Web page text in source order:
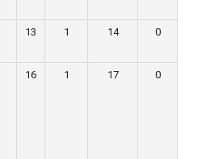
13 1 14 0
16 1 17 0